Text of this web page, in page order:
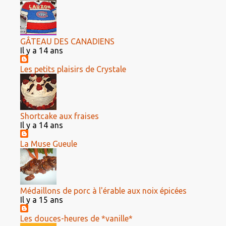
GÂTEAU DES CANADIENS
Il y a 14 ans
Les petits plaisirs de Crystale
Shortcake aux fraises
Il y a 14 ans
La Muse Gueule
Médaillons de porc à l'érable aux noix épicées
Il y a 15 ans
Les douces-heures de *vanille*